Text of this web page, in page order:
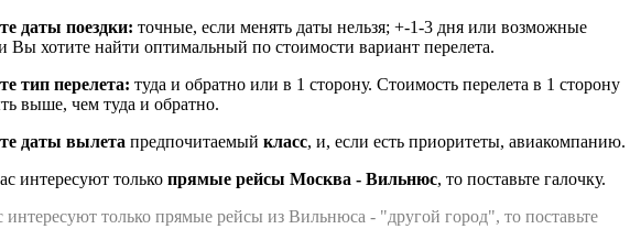
даты поездки: точные, если менять даты нельзя; +-1-3 дня или возможные
Вы хотите найти оптимальный по стоимости вариант перелета.
тип перелета: туда и обратно или в 1 сторону. Стоимость перелета в 1 сторону
выше, чем туда и обратно.
даты вылета предпочитаемый класс, и, если есть приоритеты, авиакомпанию.
интересуют только прямые рейсы Москва - Вильнюс, то поставьте галочку.
интересуют только прямые рейсы из Вильнюса - "другой город", то поставьте